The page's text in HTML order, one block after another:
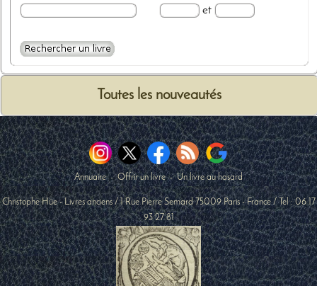
et
Toutes les nouveautés
Annuaire-Offrir un livre-Un livre au hasard
Christophe Hüe - Livres anciens /1 Rue Pierre Semard 75009 Paris-France / Tel :06 17
93 27 81